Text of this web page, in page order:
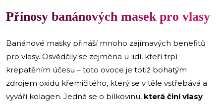
Přínosy banánových masek pro vlasy
Banánové masky přináší mnoho zajímavých benefitů
pro vlasy. Osvědčily se zejména u lidí, kteří trpí
krepatěním účesu – toto ovoce je totiž bohatým
zdrojem oxidu křemičitého, který se v těle vstřebává a
vyváří kolagen. Jedná se o bílkovinu, která činí vlasy